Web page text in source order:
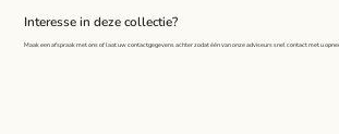
Interesse in deze collectie?
Maak een afspraak met ons of laat uw contactgegevens achter zodat één van onze adviseurs snel contact met u